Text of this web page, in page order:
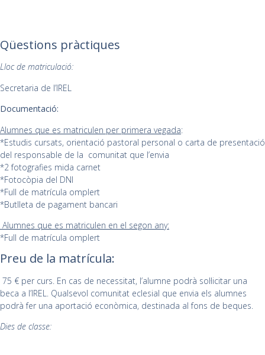
Qüestions pràctiques
Lloc de matriculació:
Secretaria de l’IREL
Documentació:
Alumnes que es matriculen per primera vegada:
*Estudis cursats, orientació pastoral personal o carta de presentació
del responsable de la comunitat que l’envia
*2 fotografies mida carnet
*Fotocòpia del DNI
*Full de matrícula omplert
*Butlleta de pagament bancari
Alumnes que es matriculen en el segon any:
*Full de matrícula omplert
Preu de la matrícula:
75 € per curs. En cas de necessitat, l’alumne podrà sol·licitar una
beca a l’IREL. Qualsevol comunitat eclesial que envia els alumnes
podrà fer una aportació econòmica, destinada al fons de beques.
Dies de classe: